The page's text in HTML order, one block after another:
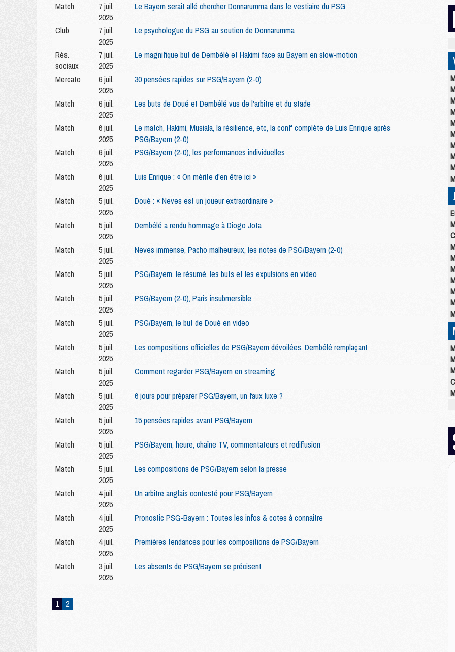
Match
7 juil.
2025
Le Bayern serait allé chercher Donnarumma dans le vestiaire du PSG
Club
7 juil.
2025
Le psychologue du PSG au soutien de Donnarumma
Rés.
sociaux
7 juil.
2025
Le magnifique but de Dembélé et Hakimi face au Bayern en slow-motion
Mercato
6 juil.
2025
30 pensées rapides sur PSG/Bayern (2-0)
Match
6 juil.
2025
Les buts de Doué et Dembélé vus de l'arbitre et du stade
Match
6 juil.
2025
Le match, Hakimi, Musiala, la résilience, etc, la conf' complète de Luis Enrique après
PSG/Bayern (2-0)
Match
6 juil.
2025
PSG/Bayern (2-0), les performances individuelles
Match
6 juil.
2025
Luis Enrique : « On mérite d'en être ici »
Match
5 juil.
2025
Doué : « Neves est un joueur extraordinaire »
Match
5 juil.
2025
Dembélé a rendu hommage à Diogo Jota
Match
5 juil.
2025
Neves immense, Pacho malheureux, les notes de PSG/Bayern (2-0)
Match
5 juil.
2025
PSG/Bayern, le résumé, les buts et les expulsions en video
Match
5 juil.
2025
PSG/Bayern (2-0), Paris insubmersible
Match
5 juil.
2025
PSG/Bayern, le but de Doué en video
Match
5 juil.
2025
Les compositions officielles de PSG/Bayern dévoilées, Dembélé remplaçant
Match
5 juil.
2025
Comment regarder PSG/Bayern en streaming
Match
5 juil.
2025
6 jours pour préparer PSG/Bayern, un faux luxe ?
Match
5 juil.
2025
15 pensées rapides avant PSG/Bayern
Match
5 juil.
2025
PSG/Bayern, heure, chaîne TV, commentateurs et rediffusion
Match
5 juil.
2025
Les compositions de PSG/Bayern selon la presse
Match
4 juil.
2025
Un arbitre anglais contesté pour PSG/Bayern
Match
4 juil.
2025
Pronostic PSG-Bayern : Toutes les infos & cotes à connaitre
Match
4 juil.
2025
Premières tendances pour les compositions de PSG/Bayern
Match
3 juil.
2025
Les absents de PSG/Bayern se précisent
1 2